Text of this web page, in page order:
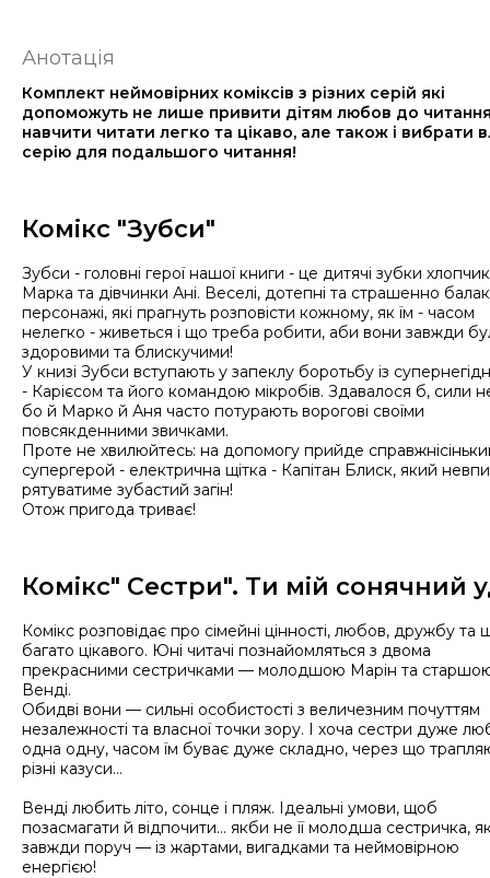
Анотація
Комплект неймовірних коміксів з різних серій які
допоможуть не лише привити дітям любов до читання
навчити читати легко та цікаво, але також і вибрати
серію для подальшого читання!
Комікс "Зубси"
Зубси - головні герої нашої книги - це дитячі зубки
Марка та дівчинки Ані. Веселі, дотепні та страшенно
персонажі, які прагнуть розповісти кожному, як їм - часом
нелегко - живеться і що треба робити, аби вони завжди
здоровими та блискучими!
У книзі Зубси вступають у запеклу боротьбу із
- Карієсом та його командою мікробів. Здавалося б, сили
бо й Марко й Аня часто потурають ворогові своїми
повсякденними звичками.
Проте не хвилюйтесь: на допомогу прийде
супергерой - електрична щітка - Капітан Блиск, який
рятуватиме зубастий загін!
Отож пригода триває!
Комікс" Сестри". Ти мій сонячний
Комікс розповідає про сімейні цінності, любов, дружбу та
багато цікавого. Юні читачі познайомляться з двома
прекрасними сестричками — молодшою Марін та
Венді.
Обидві вони — сильні особистості з величезним почуттям
незалежності та власної точки зору. І хоча сест­ри дуже
одна одну, часом їм буває дуже складно, через що
різні казуси…
Венді любить літо, сонце і пляж. Ідеальні умови, щоб
позасмагати й відпочити... якби не її молодша сестричка,
завжди поруч — із жартами, вигадками та неймовірною
енергією!